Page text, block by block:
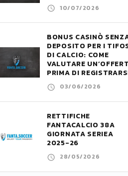
10/07/2026
BONUS CASINÒ
DEPOSITO PER I
DI CALCIO: COME
VALUTARE
PRIMA DI
03/06/2026
RETTIFICHE
FANTACALCIO 38A
GIORNATA SERIEA
2025-26
28/05/2026